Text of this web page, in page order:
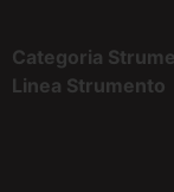
Categoria
Linea Strumento